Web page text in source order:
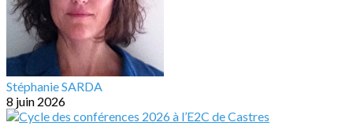
Stéphanie SARDA
8 juin 2026